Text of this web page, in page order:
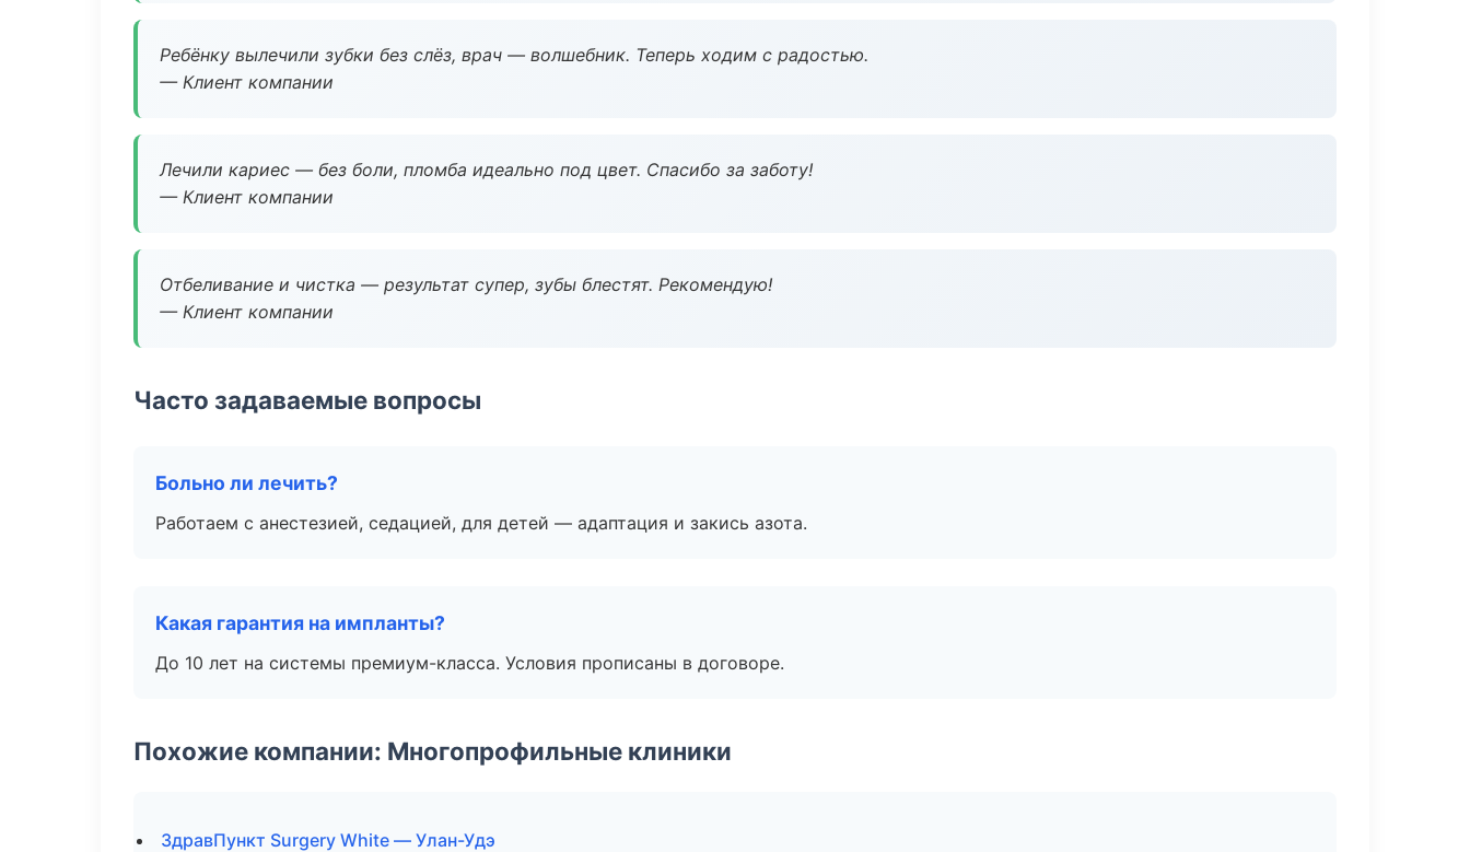
Ребёнку вылечили зубки без слёз, врач — волшебник. Теперь ходим с радостью.
— Клиент компании
Лечили кариес — без боли, пломба идеально под цвет. Спасибо за заботу!
— Клиент компании
Отбеливание и чистка — результат супер, зубы блестят. Рекомендую!
— Клиент компании
Часто задаваемые вопросы
Больно ли лечить?
Работаем с анестезией, седацией, для детей — адаптация и закись азота.
Какая гарантия на импланты?
До 10 лет на системы премиум-класса. Условия прописаны в договоре.
Похожие компании: Многопрофильные клиники
ЗдравПункт Surgery White — Улан-Удэ